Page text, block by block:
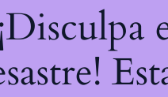
¡Disculpa